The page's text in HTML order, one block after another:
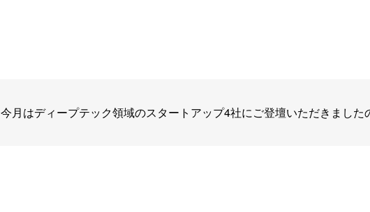
今月はディープテック領域のスタートアップ4社にご登壇いただきました